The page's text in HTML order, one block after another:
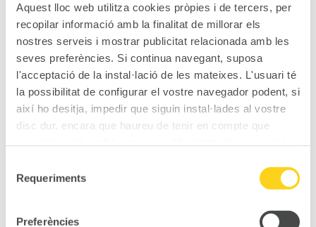
Aquest lloc web utilitza cookies pròpies i de tercers, per
recopilar informació amb la finalitat de millorar els
nostres serveis i mostrar publicitat relacionada amb les
seves preferències. Si continua navegant, suposa
l'acceptació de la instal·lació de les mateixes. L'usuari té
la possibilitat de configurar el vostre navegador podent, si
així ho desitja, impedir que siguin instal·lades al vostre
disc dur, encara que haureu de tenir en compte que
Requeriments
Preferències
BAR VINTAGE
238.500.-€
125m2. • 52m2 Terrasse
LA ESCALA